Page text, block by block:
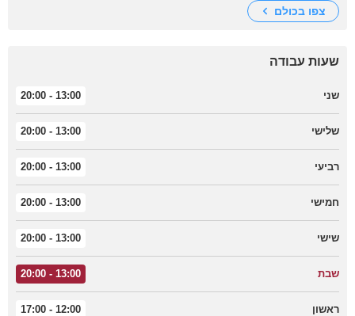
צפו בכולם
שעות עבודה
שני 13:00 - 20:00
שלישי 13:00 - 20:00
רביעי 13:00 - 20:00
חמישי 13:00 - 20:00
שישי 13:00 - 20:00
שבת 13:00 - 20:00
ראשון 12:00 - 17:00